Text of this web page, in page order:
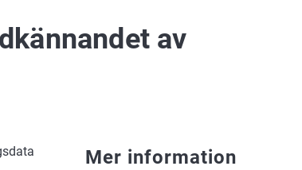
av
Mer information